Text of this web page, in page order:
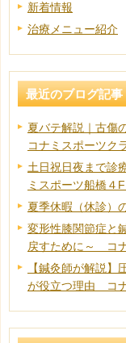
新着情報
治療メニュー紹介
最近のブログ記事
夏バテ解説｜古傷
コナミスポーツク
土日祝日夜まで診
ミスポーツ船橋４
夏季休暇（休診）
変形性膝関節症と
戻すために～ コ
【鍼灸師が解説
が役立つ理由 コ